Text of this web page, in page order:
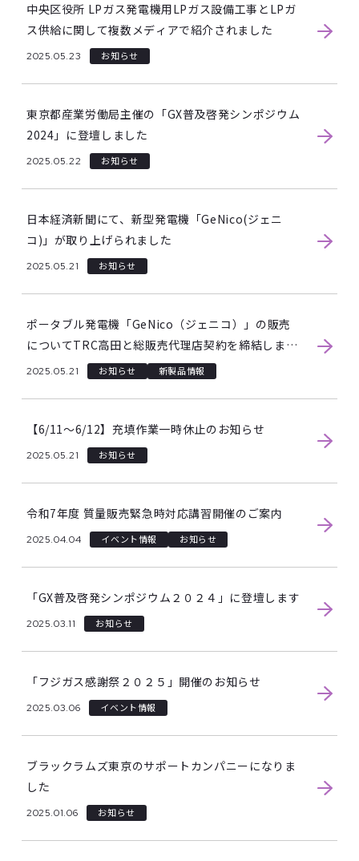
中央区役所 LPガス発電機用LPガス設備工事とLPガ
ス供給に関して複数メディアで紹介されました
2025.05.23 お知らせ
東京都産業労働局主催の「GX普及啓発シンポジウム
2024」に登壇しました
2025.05.22 お知らせ
日本経済新聞にて、新型発電機「GeNico(ジェニ
コ)」が取り上げられました
2025.05.21 お知らせ
ポータブル発電機「GeNico（ジェニコ）」の販売
についてTRC高田と総販売代理店契約を締結しまし
た
2025.05.21 お知らせ 新製品情報
【6/11～6/12】充填作業一時休止のお知らせ
2025.05.21 お知らせ
令和7年度 質量販売緊急時対応講習開催のご案内
2025.04.04 イベント情報 お知らせ
「GX普及啓発シンポジウム２０２４」に登壇します
2025.03.11 お知らせ
「フジガス感謝祭２０２５」開催のお知らせ
2025.03.06 イベント情報
ブラックラムズ東京のサポートカンパニーになりま
した
2025.01.06 お知らせ